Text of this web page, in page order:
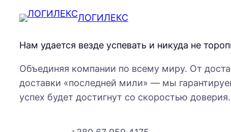
ЛОГИЛЕКС
Нам удается везде успевать и никуда не
Объединяя компании по всему миру. От
доставки «последней мили» — мы
успех будет достигнут со скоростью доверия.